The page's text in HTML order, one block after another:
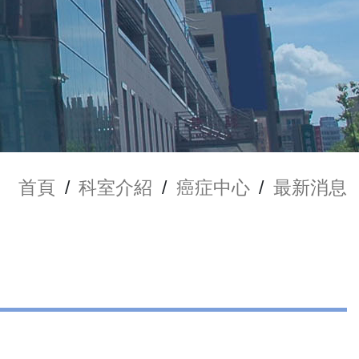
首頁 / 科室介紹 / 癌症中心 / 最新消息